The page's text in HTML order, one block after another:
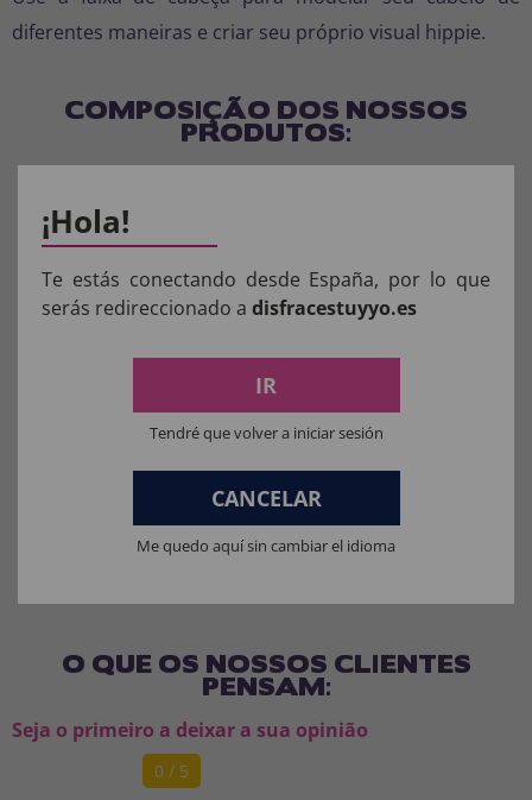
diferentes maneiras e criar seu próprio visual hippie.
COMPOSIÇÃO DOS NOSSOS
PRODUTOS:
Materiais de brinquedo para fantasia completa: 100% PVC.
Aviso: Todos os produtos destinados a crianças
menores de 36 meses devem ser supervisionados
por um adulto.
Manter longe do fogo.
O QUE OS NOSSOS CLIENTES
PENSAM:
Seja o primeiro a deixar a sua opinião
0 / 5
¡Hola!
Te estás conectando desde España, por lo que
serás redireccionado a disfracestuyyo.es
IR
Tendré que volver a iniciar sesión
CANCELAR
Me quedo aquí sin cambiar el idioma